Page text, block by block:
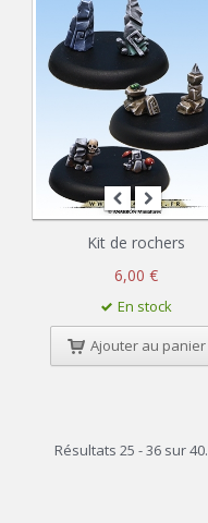
Kit de rochers
6,00 €
En stock
Ajouter au panier
Résultats 25 - 36 sur 40.